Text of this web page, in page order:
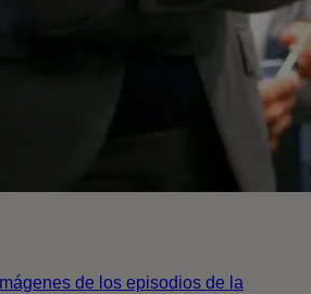
de los episodios de la